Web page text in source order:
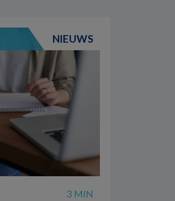
NIEUWS
3 MIN